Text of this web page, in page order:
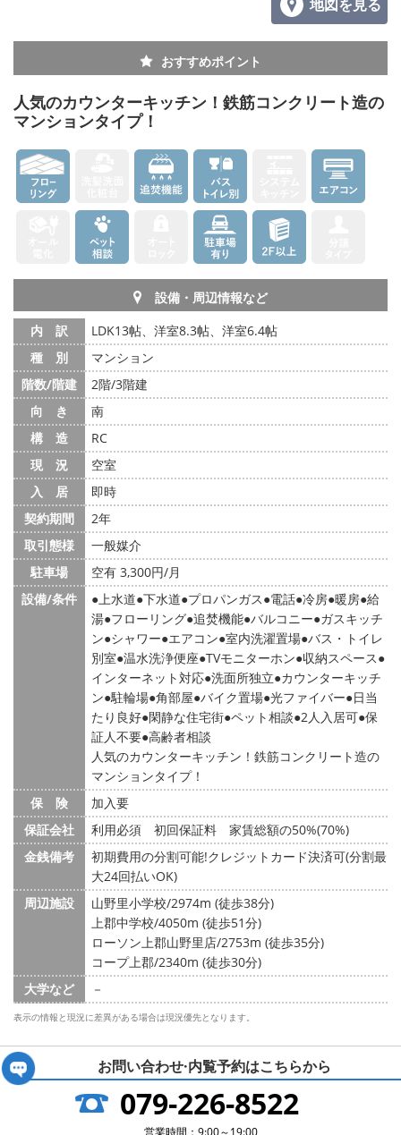
地図を見る
おすすめポイント
人気のカウンターキッチン！鉄筋コンクリート造の
マンションタイプ！
設備・周辺情報など
内 訳
LDK13帖、洋室8.3帖、洋室6.4帖
種 別
マンション
階数/階建
2階/3階建
向 き
南
構 造
RC
現 況
空室
入 居
即時
契約期間
2年
取引態様
一般媒介
駐車場
空有 3,300円/月
設備/条件
上水道 下水道 プロパンガス 電話 冷房 暖房 給
湯 フローリング 追焚機能 バルコニー ガスキッチ
ン シャワー エアコン 室内洗濯置場 バス・トイレ
別室 温水洗浄便座 TVモニターホン 収納スペース
インターネット対応 洗面所独立 カウンターキッチ
ン 駐輪場 角部屋 バイク置場 光ファイバー 日当
たり良好 閑静な住宅街 ペット相談 2人入居可 保
証人不要 高齢者相談
人気のカウンターキッチン！鉄筋コンクリート造の
マンションタイプ！
保 険
加入要
保証会社
利用必須 初回保証料 家賃総額の50%(70%)
金銭備考
初期費用の分割可能!クレジットカード決済可(分割最
大24回払いOK)
周辺施設
山野里小学校/2974m (徒歩38分)
上郡中学校/4050m (徒歩51分)
ローソン上郡山野里店/2753m (徒歩35分)
コープ上郡/2340m (徒歩30分)
大学など
－
表示の情報と現況に差異がある場合は現況優先となります。
お問い合わせ·内覧予約はこちらから
079-226-8522
営業時間：9:00～19:00